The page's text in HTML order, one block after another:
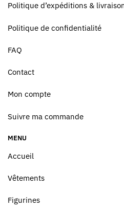
Politique d’expéditions &
Politique de confidentialité
FAQ
Contact
Mon compte
Suivre ma commande
MENU
Accueil
Vêtements
Figurines